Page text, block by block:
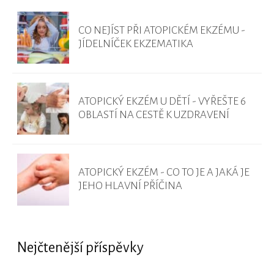
CO NEJÍST PŘI ATOPICKÉM EKZÉMU -
JÍDELNÍČEK EKZEMATIKA
ATOPICKÝ EKZÉM U DĚTÍ - VYŘEŠTE 6
OBLASTÍ NA CESTĚ K UZDRAVENÍ
ATOPICKÝ EKZÉM - CO TO JE A JAKÁ JE
JEHO HLAVNÍ PŘÍČINA
Nejčtenější příspěvky